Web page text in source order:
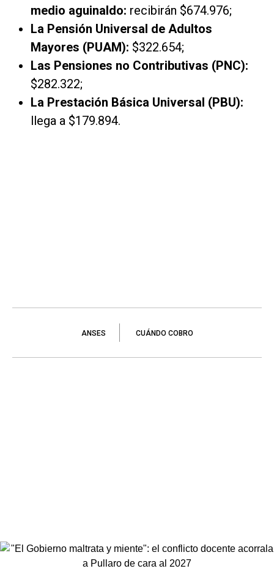
medio aguinaldo: recibirán $674.976;
La Pensión Universal de Adultos
Mayores (PUAM): $322.654;
Las Pensiones no Contributivas (PNC):
$282.322;
La Prestación Básica Universal (PBU):
llega a $179.894.
ANSES CUÁNDO COBRO